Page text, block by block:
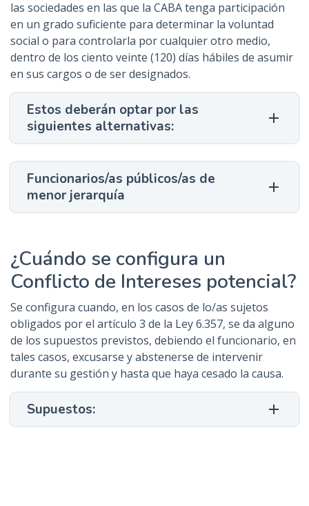
las sociedades en las que la CABA tenga participación
en un grado suficiente para determinar la voluntad
social o para controlarla por cualquier otro medio,
dentro de los ciento veinte (120) días hábiles de asumir
en sus cargos o de ser designados.
Estos deberán optar por las
siguientes alternativas:
Funcionarios/as públicos/as de
menor jerarquía
¿Cuándo se configura un
Conflicto de Intereses potencial?
Se configura cuando, en los casos de lo/as sujetos
obligados por el artículo 3 de la Ley 6.357, se da alguno
de los supuestos previstos, debiendo el funcionario, en
tales casos, excusarse y abstenerse de intervenir
durante su gestión y hasta que haya cesado la causa.
Supuestos: